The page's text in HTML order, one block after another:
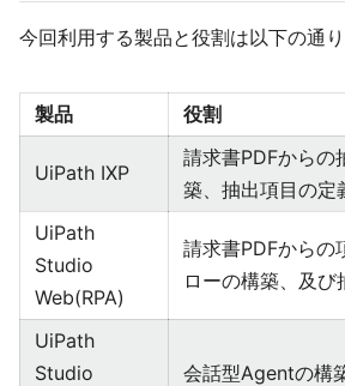
今回利用する製品と役割は以下の通り
製品 役割
UiPath IXP
請求書PDFからの
築、抽出項目の定
UiPath
Studio
Web(RPA)
請求書PDFからの
ローの構築、及
UiPath
Studio
会話型Agentの構